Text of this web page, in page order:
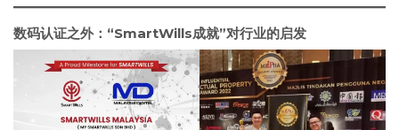
数码认证之外：“SmartWills成就”对行业的启发